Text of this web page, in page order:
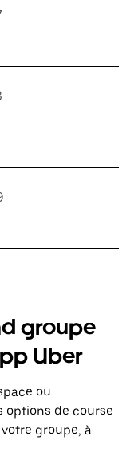
groupe
Uber
ou
options de course
groupe, à